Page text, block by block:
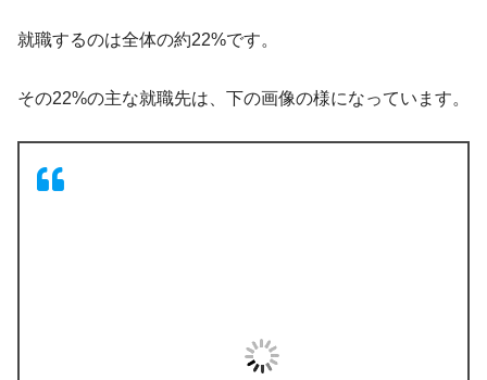
就職するのは全体の約22%です。
その22%の主な就職先は、下の画像の様になっています。